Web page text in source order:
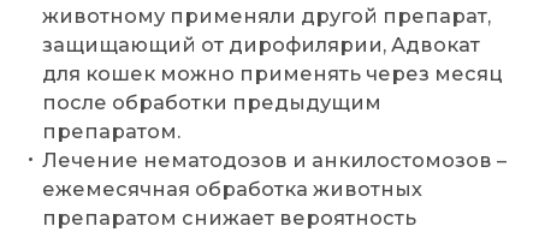
животному применяли другой препарат,
защищающий от дирофилярии, Адвокат
для кошек можно применять через месяц
после обработки предыдущим
препаратом.
Лечение нематодозов и анкилостомозов –
ежемесячная обработка животных
препаратом снижает вероятность